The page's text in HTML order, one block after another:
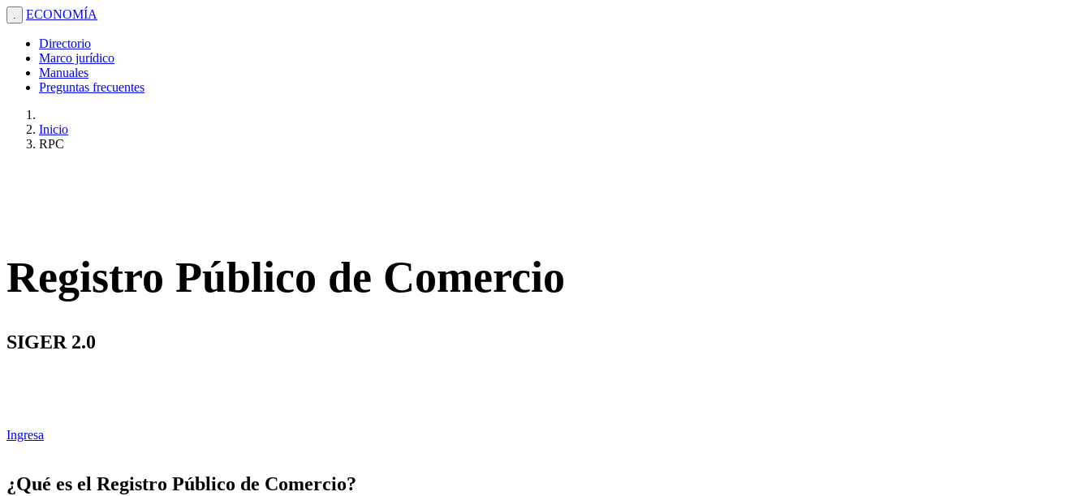
. ECONOMÍA
Directorio
Marco jurídico
Manuales
Preguntas frecuentes
Inicio
RPC
Registro Público de Comercio
SIGER 2.0
Ingresa
¿Qué es el Registro Público de Comercio?